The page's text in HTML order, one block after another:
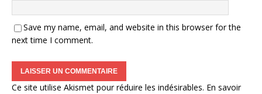
Save my name, email, and website in this browser for the
next time I comment.
Ce site utilise Akismet pour réduire les indésirables. En savoir